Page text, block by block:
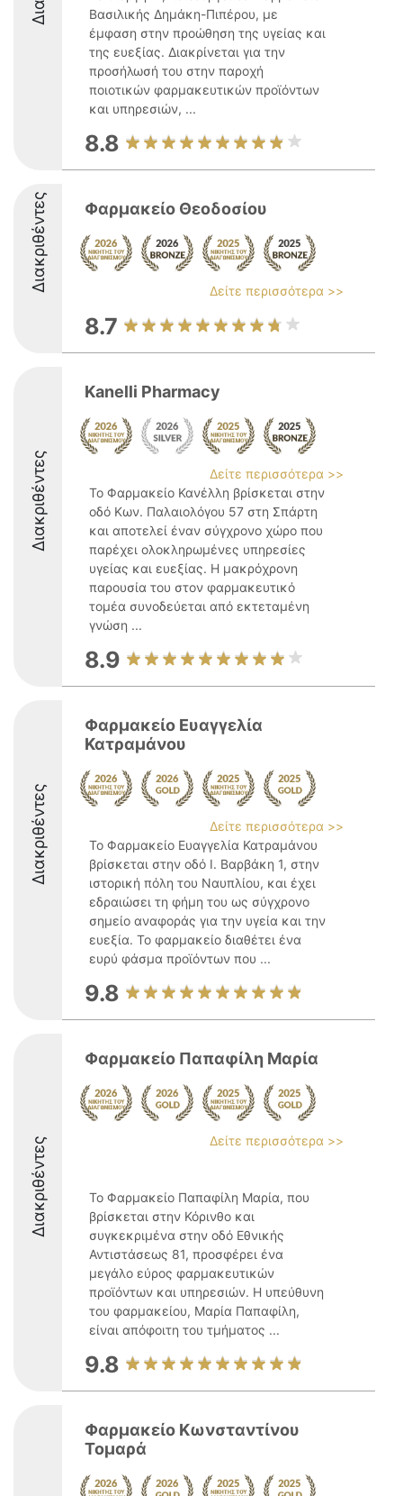
Βασιλικής Δημάκη-Πιπέρου, με
έμφαση στην προώθηση της υγείας και
της ευεξίας. Διακρίνεται για την
προσήλωσή του στην παροχή
ποιοτικών φαρμακευτικών προϊόντων
και υπηρεσιών, ...
8.8
Διακριθέντες Φαρμακείο Θεοδοσίου
Δείτε περισσότερα >>
8.7
Διακριθέντες
Kanelli Pharmacy
Δείτε περισσότερα >>
Το Φαρμακείο Κανέλλη βρίσκεται στην
οδό Κων. Παλαιολόγου 57 στη Σπάρτη
και αποτελεί έναν σύγχρονο χώρο που
παρέχει ολοκληρωμένες υπηρεσίες
υγείας και ευεξίας. Η μακρόχρονη
παρουσία του στον φαρμακευτικό
τομέα συνοδεύεται από εκτεταμένη
γνώση ...
8.9
Διακριθέντες
Φαρμακείο Ευαγγελία
Κατραμάνου
Δείτε περισσότερα >>
Το Φαρμακείο Ευαγγελία Κατραμάνου
βρίσκεται στην οδό Ι. Βαρβάκη 1, στην
ιστορική πόλη του Ναυπλίου, και έχει
εδραιώσει τη φήμη του ως σύγχρονο
σημείο αναφοράς για την υγεία και την
ευεξία. Το φαρμακείο διαθέτει ένα
ευρύ φάσμα προϊόντων που ...
9.8
Διακριθέντες
Φαρμακείο Παπαφίλη Μαρία
Δείτε περισσότερα >>
Το Φαρμακείο Παπαφίλη Μαρία, που
βρίσκεται στην Κόρινθο και
συγκεκριμένα στην οδό Εθνικής
Αντιστάσεως 81, προσφέρει ένα
μεγάλο εύρος φαρμακευτικών
προϊόντων και υπηρεσιών. Η υπεύθυνη
του φαρμακείου, Μαρία Παπαφίλη,
είναι απόφοιτη του τμήματος ...
9.8
Φαρμακείο Κωνσταντίνου
Τομαρά